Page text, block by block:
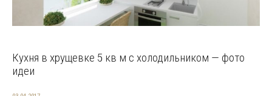
Кухня в хрущевке 5 кв м с холодильником — фото
идеи